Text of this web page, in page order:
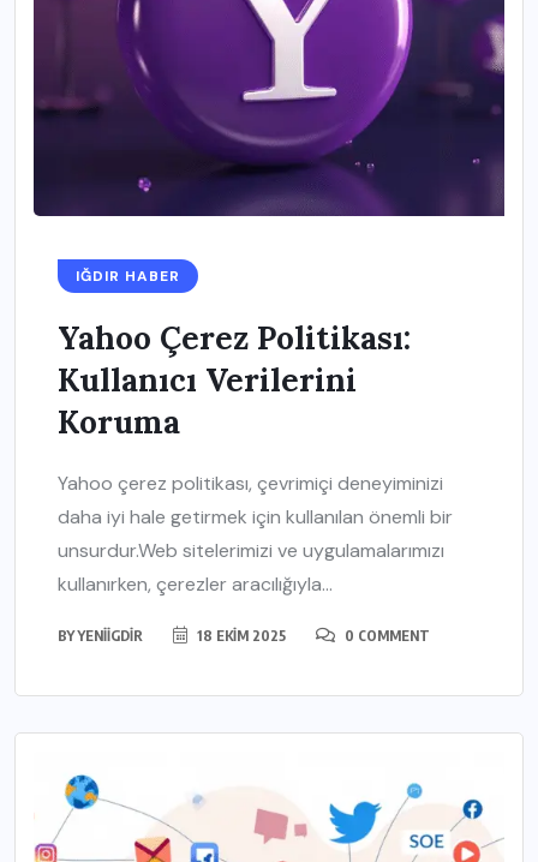
IĞDIR HABER
Yahoo Çerez Politikası:
Kullanıcı Verilerini
Koruma
Yahoo çerez politikası, çevrimiçi deneyiminizi
daha iyi hale getirmek için kullanılan önemli bir
unsurdur.Web sitelerimizi ve uygulamalarımızı
kullanırken, çerezler aracılığıyla...
BYYENIIGDIR 18 EKIM 2025 0 COMMENT